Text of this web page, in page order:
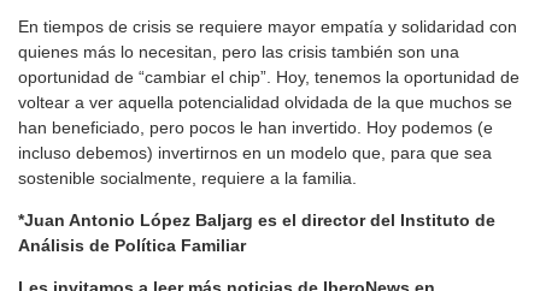
En tiempos de crisis se requiere mayor empatía y solidaridad con
quienes más lo necesitan, pero las crisis también son una
oportunidad de “cambiar el chip”. Hoy, tenemos la oportunidad de
voltear a ver aquella potencialidad olvidada de la que muchos se
han beneficiado, pero pocos le han invertido. Hoy podemos (e
incluso debemos) invertirnos en un modelo que, para que sea
sostenible socialmente, requiere a la familia.
*Juan Antonio López Baljarg es el director del Instituto de
Análisis de Política Familiar
Les invitamos a leer más noticias de IberoNews en